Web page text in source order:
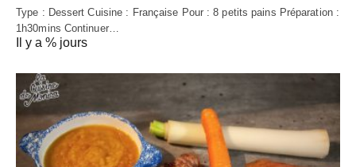
Type : Dessert Cuisine : Française Pour : 8 petits pains Préparation :
1h30mins Continuer…
Il y a % jours